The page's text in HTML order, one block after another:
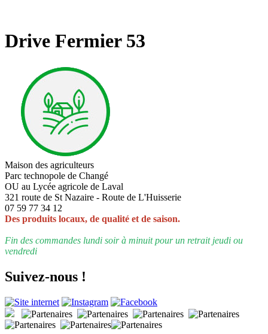
Drive Fermier 53
Maison des agriculteurs
Parc technopole de Changé
OU au Lycée agricole de Laval
321 route de St Nazaire - Route de L'Huisserie
07 59 77 34 12
Des produits locaux, de qualité et de saison.
Fin des commandes lundi soir à minuit pour un retrait jeudi ou
vendredi
Suivez-nous !